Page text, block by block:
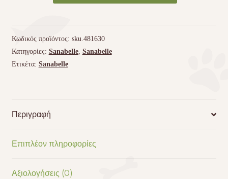
ποσότητα
Κωδικός προϊόντος: sku.481630
Κατηγορίες: Sanabelle, Sanabelle
Ετικέτα: Sanabelle
Περιγραφή
Επιπλέον πληροφορίες
Αξιολογήσεις (0)